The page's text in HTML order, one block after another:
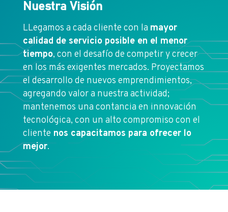
Nuestra Visión
LLegamos a cada cliente con la mayor
calidad de servicio posible en el menor
tiempo, con el desafío de competir y crecer
en los más exigentes mercados. Proyectamos
el desarrollo de nuevos emprendimientos,
agregando valor a nuestra actividad;
mantenemos una contancia en innovación
tecnológica, con un alto compromiso con el
cliente nos capacitamos para ofrecer lo
mejor.